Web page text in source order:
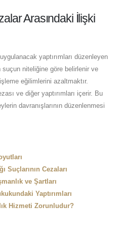
Arasındaki İlişki
yaptırımları düzenleyen
suçun niteliğine göre belirlenir ve
eğilimlerini azaltmaktır.
ve diğer yaptırımları içerir. Bu
davranışlarının düzenlenmesi
Suçlarının Cezaları
ve Şartları
Yaptırımları
Hizmeti Zorunludur?